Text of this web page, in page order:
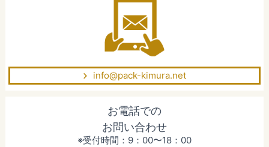
info@pack-kimura.net
お電話での
お問い合わせ
※受付時間：9：00〜18：00